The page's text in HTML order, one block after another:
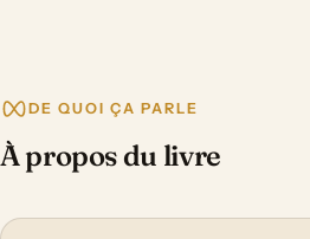
DE QUOI ÇA PARLE
À propos du livre